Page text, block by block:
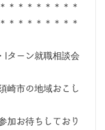
＊＊＊＊＊＊＊＊
＊＊＊＊＊＊＊＊
Iターン就職相談会
崎市の地域おこし
加お待ちしており